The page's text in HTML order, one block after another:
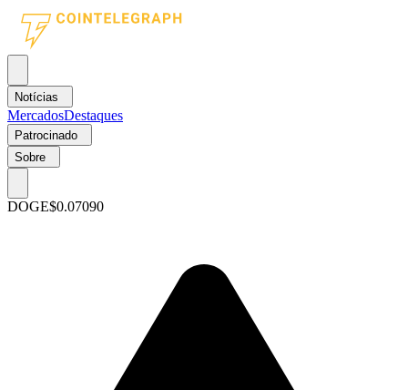
Notícias
MercadosDestaques
Patrocinado
Sobre
DOGE$0.07090